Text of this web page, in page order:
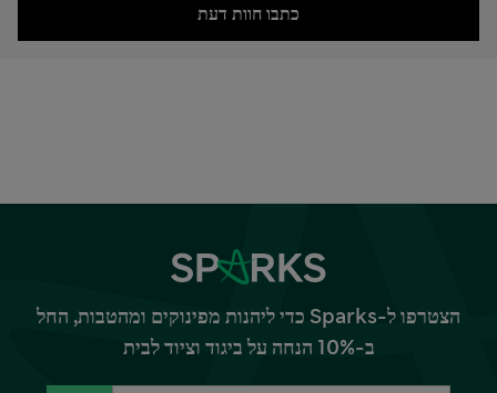
כתבו חוות דעת
הצטרפו ל-Sparks כדי ליהנות מפינוקים ומהטבות, החל
ב-10% הנחה על ביגוד וציוד לבית